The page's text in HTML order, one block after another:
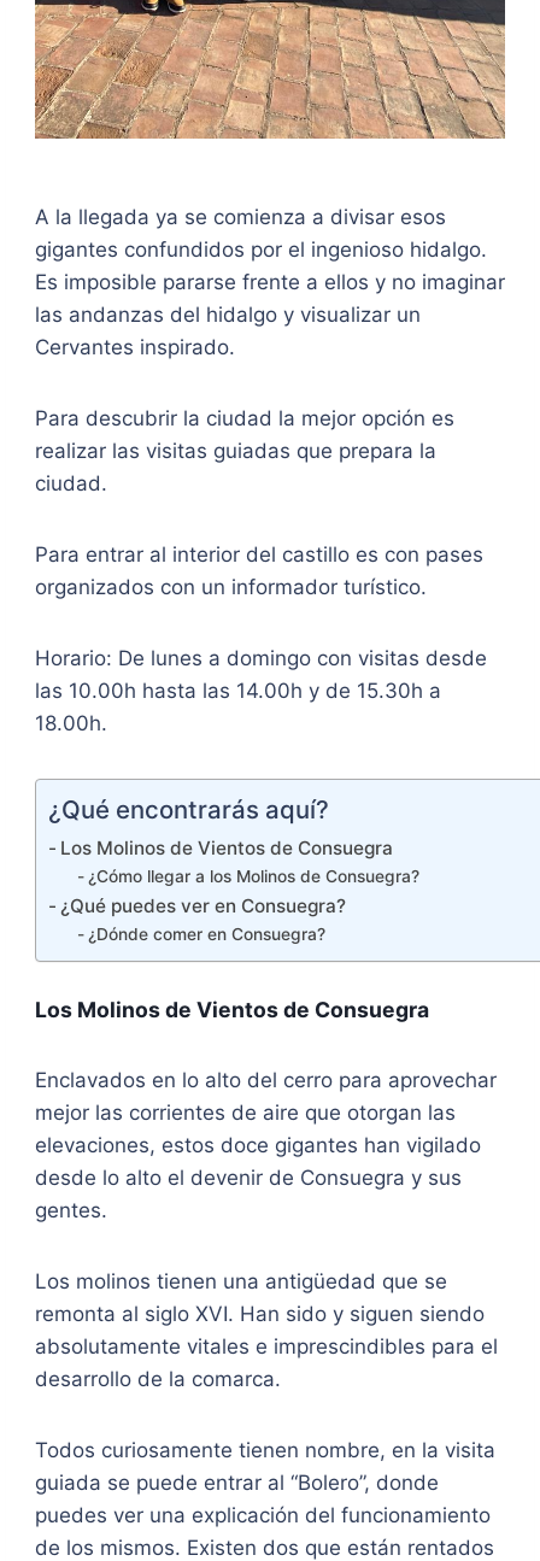
A la llegada ya se comienza a divisar esos
gigantes confundidos por el ingenioso hidalgo.
Es imposible pararse frente a ellos y no imaginar
las andanzas del hidalgo y visualizar un
Cervantes inspirado.
Para descubrir la ciudad la mejor opción es
realizar las visitas guiadas que prepara la
ciudad.
Para entrar al interior del castillo es con pases
organizados con un informador turístico.
Horario: De lunes a domingo con visitas desde
las 10.00h hasta las 14.00h y de 15.30h a
18.00h.
¿Qué encontrarás aquí?
Los Molinos de Vientos de Consuegra
¿Cómo llegar a los Molinos de Consuegra?
¿Qué puedes ver en Consuegra?
¿Dónde comer en Consuegra?
Los Molinos de Vientos de Consuegra
Enclavados en lo alto del cerro para aprovechar
mejor las corrientes de aire que otorgan las
elevaciones, estos doce gigantes han vigilado
desde lo alto el devenir de Consuegra y sus
gentes.
Los molinos tienen una antigüedad que se
remonta al siglo XVI. Han sido y siguen siendo
absolutamente vitales e imprescindibles para el
desarrollo de la comarca.
Todos curiosamente tienen nombre, en la visita
guiada se puede entrar al “Bolero”, donde
puedes ver una explicación del funcionamiento
de los mismos. Existen dos que están rentados